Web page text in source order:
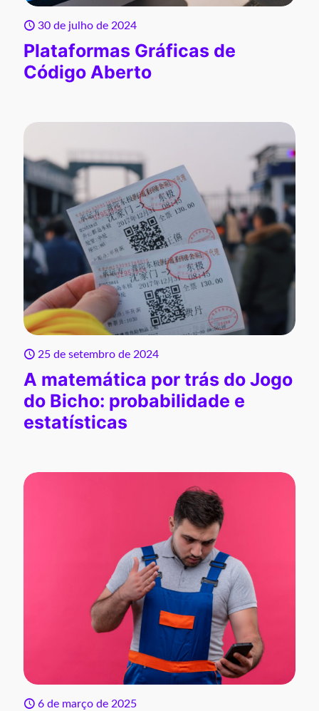
30 de julho de 2024
Plataformas Gráficas de
Código Aberto
25 de setembro de 2024
A matemática por trás do Jogo
do Bicho: probabilidade e
estatísticas
6 de março de 2025